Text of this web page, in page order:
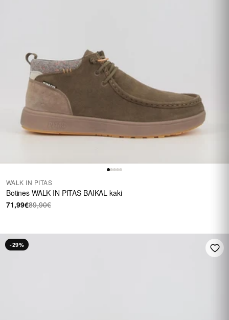
WALK IN PITAS
Botines WALK IN PITAS BAIKAL kaki
71,99€89,90€
-29%